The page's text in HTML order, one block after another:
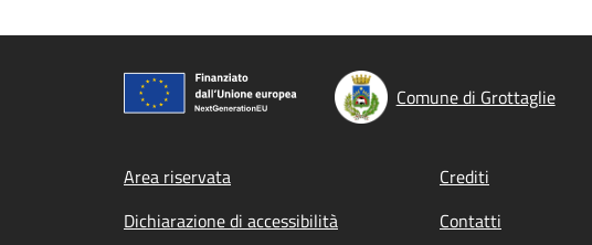
Comune di Grottaglie
Footer menu
Area riservata Crediti
Dichiarazione di accessibilità
Contatti